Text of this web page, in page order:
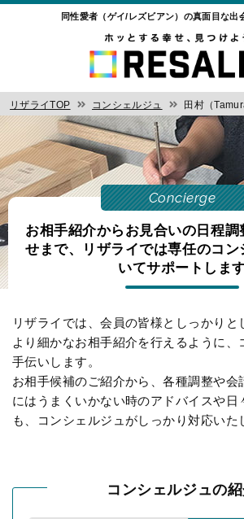
同性愛者（ゲイ/レズビアン）の真面目な出
リザライTOP コンシェルジュ 田村（
Concierge
お相手紹介からお見合いの日程調
せまで、
リザライでは専任のコ
いてサポートしま
リザライでは、会員の皆様としっかりと
より細かなお相手紹介を行えるように、
手伝いします。
お相手候補のご紹介から、各種調整や会
にはうまくいかない時のアドバイスや日
も、コンシェルジュがしっかり対応いた
コンシェルジュの